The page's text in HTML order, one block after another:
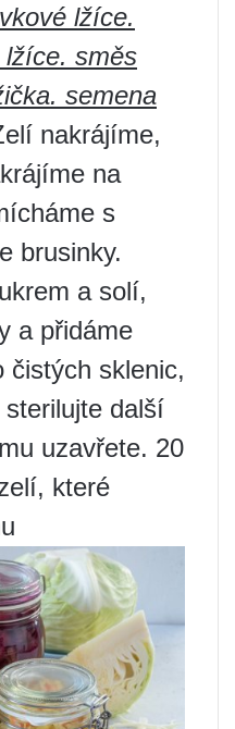
lžíce.
směs
semena
nakrájíme,
na
s
brusinky.
a solí,
a přidáme
čistých sklenic,
další
uzavřete. 20
které